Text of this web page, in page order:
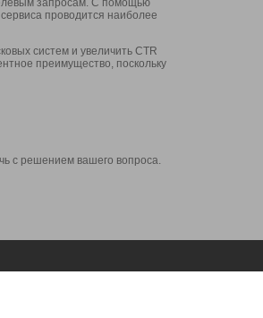
запросам. С помощью
проводится наиболее
систем и увеличить CTR
преимущество, поскольку
с решением вашего вопроса.